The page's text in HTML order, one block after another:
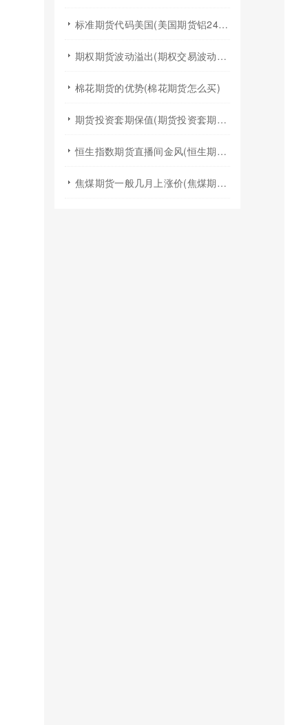
标准期货代码美国(美国期货铝24小时行情代码)
期权期货波动溢出(期权交易波动率)
棉花期货的优势(棉花期货怎么买)
期货投资套期保值(期货投资套期保值什么意思)
恒生指数期货直播间金风(恒生期货夜盘行情)
焦煤期货一般几月上涨价(焦煤期货夏天涨价吗)